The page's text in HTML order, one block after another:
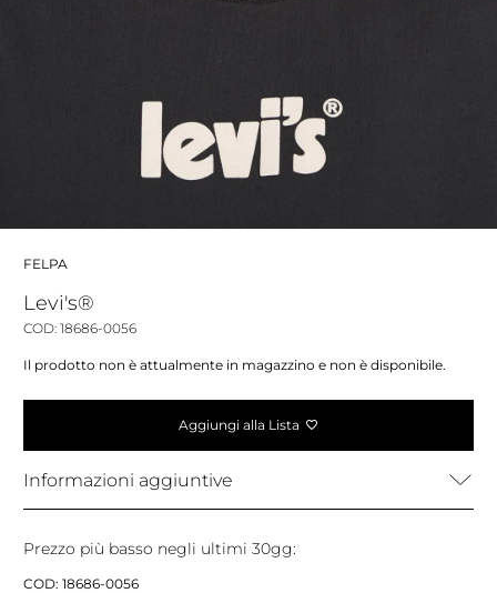
FELPA
Levi's®
COD: 18686-0056
Il prodotto non è attualmente in magazzino e non è disponibile.
Aggiungi alla Lista
Informazioni aggiuntive
Prezzo più basso negli ultimi 30gg:
COD: 18686-0056